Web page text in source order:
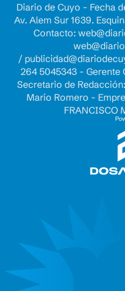
Diario de Cuyo - Fecha
Av. Alem Sur 1639.
Contacto:
/
264 5045343 - Gerente
Secretario de
Mario Romero -
FRANCISCO